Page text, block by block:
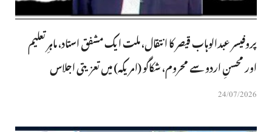
پروفیسر عبدالوہاب قیصر کا انتقال، ملت ایک مشفق استاد، ماہرِتعلیم
اور محسنِ اردو سے محروم، شکاگو (امریکہ) میں تعزیتی اجلاس
24/07/2026